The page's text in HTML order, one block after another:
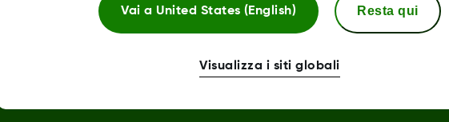
Vai a United States (English) Resta qui
Visualizza i siti globali